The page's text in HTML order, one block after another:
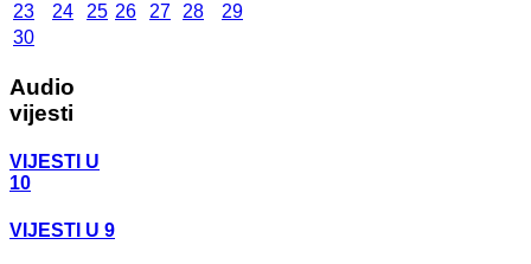
23
24 25 26 27 28
29
30
Audio
vijesti
VIJESTI U
10
VIJESTI U 9